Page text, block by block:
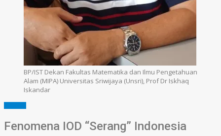
BP/IST Dekan Fakultas Matematika dan Ilmu Pengetahuan
Alam (MIPA) Universitas Sriwijaya (Unsri), Prof Dr Iskhaq
Iskandar
Fenomena IOD “Serang” Indonesia